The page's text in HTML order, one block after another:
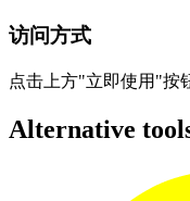
访问方式
点击上方"立即使用"按
Alternative